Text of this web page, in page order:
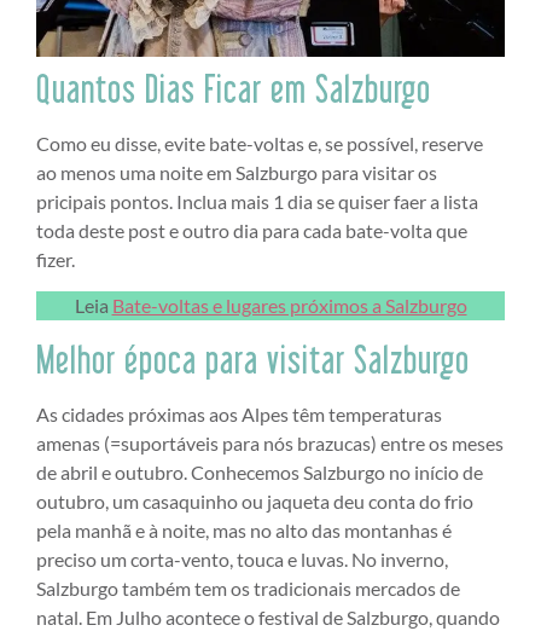
Quantos Dias Ficar em Salzburgo
Como eu disse, evite bate-voltas e, se possível, reserve
ao menos uma noite em Salzburgo para visitar os
pricipais pontos. Inclua mais 1 dia se quiser faer a lista
toda deste post e outro dia para cada bate-volta que
fizer.
Leia Bate-voltas e lugares próximos a Salzburgo
Melhor época para visitar Salzburgo
As cidades próximas aos Alpes têm temperaturas
amenas (=suportáveis para nós brazucas) entre os meses
de abril e outubro. Conhecemos Salzburgo no início de
outubro, um casaquinho ou jaqueta deu conta do frio
pela manhã e à noite, mas no alto das montanhas é
preciso um corta-vento, touca e luvas. No inverno,
Salzburgo também tem os tradicionais mercados de
natal. Em Julho acontece o festival de Salzburgo, quando